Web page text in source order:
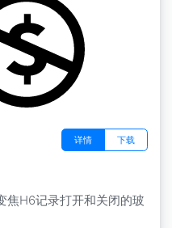
详情 下载
焦H6记录打开和关闭的玻